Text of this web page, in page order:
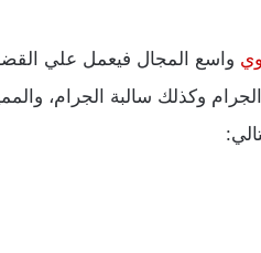
واسع المجال فيعمل علي
وكذلك سالبة الجرام،